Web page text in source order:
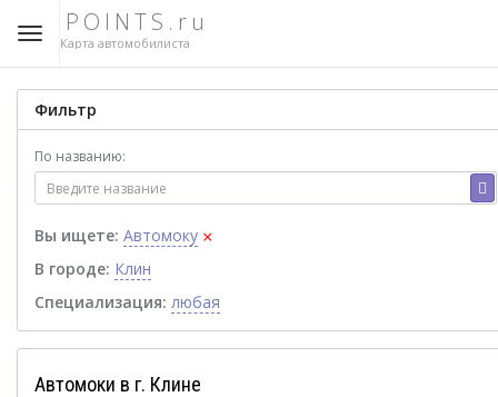
POINTS.ru
Карта автомобилиста
Фильтр
По названию:
Вы ищете: Автомоку ×
В городе: Клин
Специализация: любая
Автомоки в г. Клине